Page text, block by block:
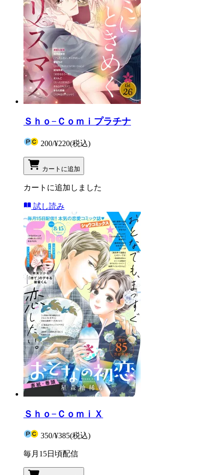
Ｓｈｏ−Ｃｏｍｉプラチナ
200/¥220(税込)
カートに追加
カートに追加しました
試し読み
Ｓｈｏ−ＣｏｍｉＸ
350/¥385(税込)
毎月15日頃配信